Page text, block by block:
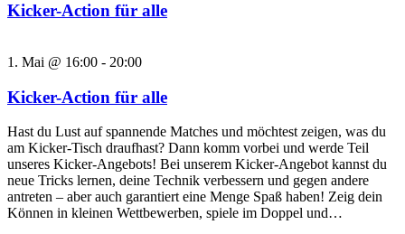
Kicker-Action für alle
1. Mai @ 16:00 - 20:00
Kicker-Action für alle
Hast du Lust auf spannende Matches und möchtest zeigen, was du
am Kicker-Tisch draufhast? Dann komm vorbei und werde Teil
unseres Kicker-Angebots! Bei unserem Kicker-Angebot kannst du
neue Tricks lernen, deine Technik verbessern und gegen andere
antreten – aber auch garantiert eine Menge Spaß haben! Zeig dein
Können in kleinen Wettbewerben, spiele im Doppel und…